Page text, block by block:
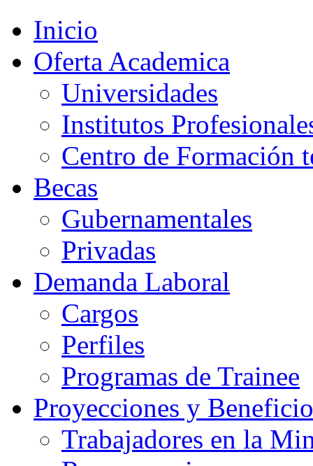
Inicio
Oferta Academica
Universidades
Institutos
Centro de Formación
Becas
Gubernamentales
Privadas
Demanda Laboral
Cargos
Perfiles
Programas de Trainee
Proyecciones y
Trabajadores en la